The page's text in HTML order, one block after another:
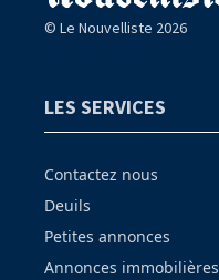
© Le Nouvelliste 2026
LES SERVICES
Contactez nous
Deuils
Petites annonces
Annonces immobilières